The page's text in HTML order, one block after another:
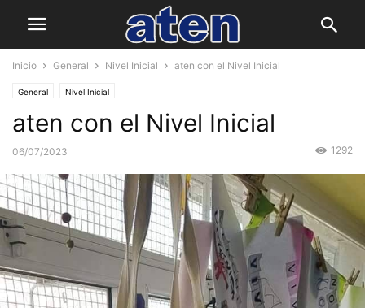
Inicio General Nivel Inicial aten con el Nivel Inicial
General Nivel Inicial
aten con el Nivel Inicial
06/07/2023 1292